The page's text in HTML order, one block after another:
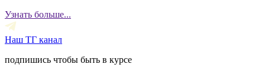
Узнать больше...
Наш ТГ канал
подпишись чтобы быть в курсе